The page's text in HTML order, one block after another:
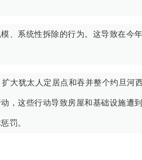
、系统性拆除的行为。这导致在今
大犹太人定居点和吞并整个约旦河
，这些行动导致房屋和基础设施遭
罚。